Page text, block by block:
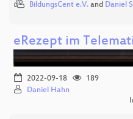
BildungsCent e.V. and Daniel
eRezept im
2022-09-18
189
Daniel Hahn